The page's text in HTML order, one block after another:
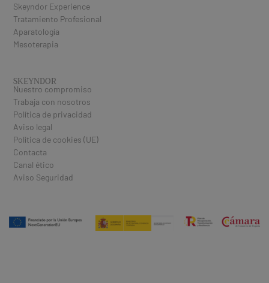
Skeyndor Experience
Tratamiento Profesional
Aparatología
Mesoterapia
SKEYNDOR
Nuestro compromiso
Trabaja con nosotros
Política de privacidad
Aviso legal
Política de cookies (UE)
Contacta
Canal ético
Aviso Seguridad